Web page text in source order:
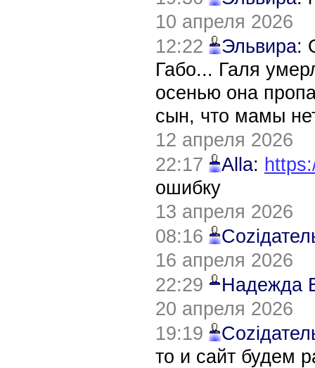
10 апреля 2026
12:22
Эльвира:
Габо... Галя
осенью она
сын, что мамы
12 апреля 2026
22:17
Alla:
ошибку
13 апреля 2026
08:16
16 апреля 2026
22:29
Надежда
20 апреля 2026
19:19
то и сайт будем